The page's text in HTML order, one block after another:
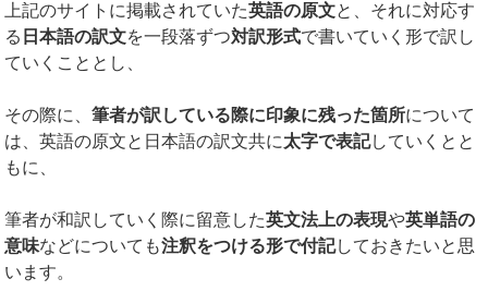
上記のサイトに掲載されていた英語の原文と、それに対応す
る 日本語の訳文を一段落ずつ対訳形式で書いていく形で訳し
ていくこととし、
その際に、筆者が訳している際に印象に残った箇所について
は、英語の原文と日本語の訳文共に太字で表記していくとと
もに、
筆者が和訳していく際に留意した英文法上の表現や英単語の
意味などについても注釈をつける形で付記しておきたいと思
います。